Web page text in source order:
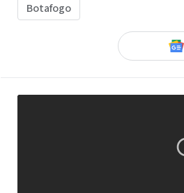
Botafogo